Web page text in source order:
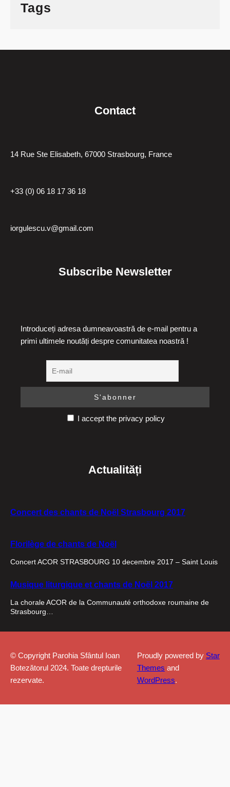
Tags
Contact
14 Rue Ste Elisabeth, 67000 Strasbourg, France
+33 (0) 06 18 17 36 18
iorgulescu.v@gmail.com
Subscribe Newsletter
Introduceți adresa dumneavoastră de e-mail pentru a
primi ultimele noutăți despre comunitatea noastră !
I accept the privacy policy
Actualități
Concert des chants de Noël Strasbourg 2017
Florilège de chants de Noël
Concert ACOR STRASBOURG 10 decembre 2017 – Saint Louis
Musique liturgique et chants de Noël 2017
La chorale ACOR de la Communauté orthodoxe roumaine de
Strasbourg…
© Copyright Parohia Sfântul Ioan
Botezătorul 2024. Toate drepturile
rezervate.
Proudly powered by Star
Themes and
WordPress.